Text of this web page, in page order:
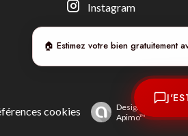
🏠 Estimez votre bien gratuitement
Instagram
cookies
Design by
Apimo™